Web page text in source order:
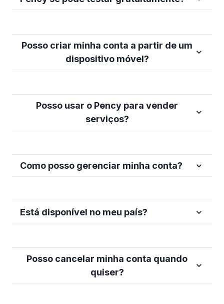
Posso criar minha conta a partir de um
dispositivo móvel?
Posso usar o Pency para vender
serviços?
Como posso gerenciar minha conta?
Está disponível no meu país?
Posso cancelar minha conta quando
quiser?